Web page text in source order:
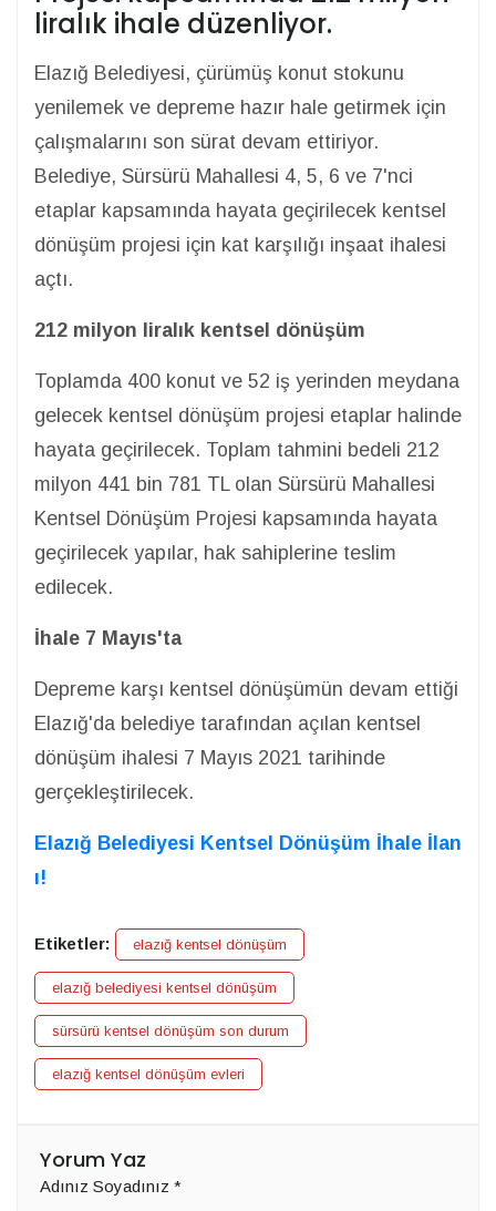
liralık ihale düzenliyor.
Elazığ Belediyesi, çürümüş konut stokunu
yenilemek ve depreme hazır hale getirmek için
çalışmalarını son sürat devam ettiriyor.
Belediye, Sürsürü Mahallesi 4, 5, 6 ve 7'nci
etaplar kapsamında hayata geçirilecek kentsel
dönüşüm projesi için kat karşılığı inşaat ihalesi
açtı.
212 milyon liralık kentsel dönüşüm
Toplamda 400 konut ve 52 iş yerinden meydana
gelecek kentsel dönüşüm projesi etaplar halinde
hayata geçirilecek. Toplam tahmini bedeli 212
milyon 441 bin 781 TL olan Sürsürü Mahallesi
Kentsel Dönüşüm Projesi kapsamında hayata
geçirilecek yapılar, hak sahiplerine teslim
edilecek.
İhale 7 Mayıs'ta
Depreme karşı kentsel dönüşümün devam ettiği
Elazığ'da belediye tarafından açılan kentsel
dönüşüm ihalesi 7 Mayıs 2021 tarihinde
gerçekleştirilecek.
Elazığ Belediyesi Kentsel Dönüşüm İhale İlan
ı!
Etiketler: elazığ kentsel dönüşüm
elazığ belediyesi kentsel dönüşüm
sürsürü kentsel dönüşüm son durum
elazığ kentsel dönüşüm evleri
Yorum Yaz
Adınız Soyadınız *